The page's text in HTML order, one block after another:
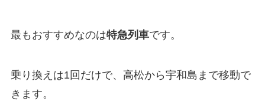
最もおすすめなのは特急列車です。
乗り換えは1回だけで、高松から宇和島まで移動で
きます。